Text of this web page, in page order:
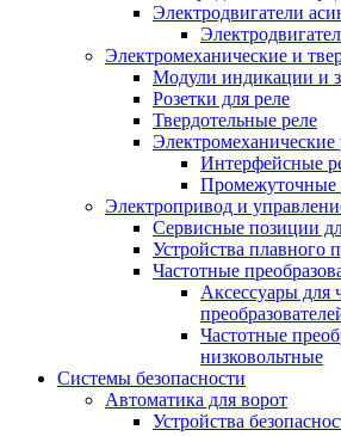
Электродвигатели
Электромеханические и
Модули индикации и
Розетки для реле
Твердотельные реле
Электромеханические
Интерфейсные
Промежуточные
Электропривод и
Сервисные позиции
Устройства плавного
Частотные
Аксессуары для
Частотные
низковольтные
Системы безопасности
Автоматика для ворот
Устройства